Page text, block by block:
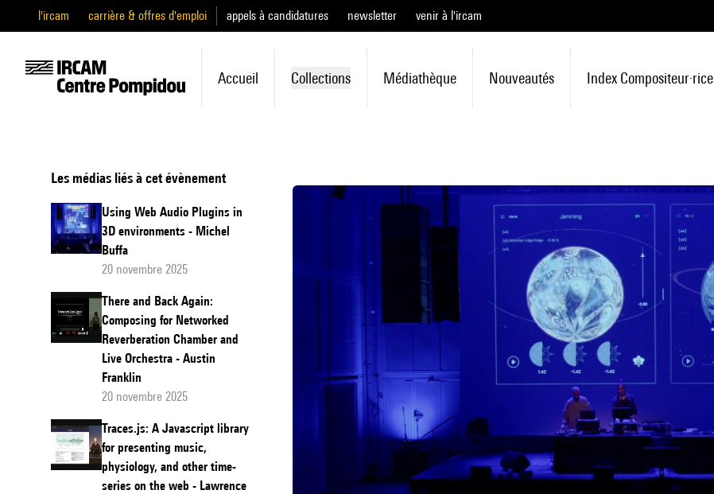
l'ircam carrière & offres d'emploi appels à candidatures newsletter venir à l'ircam
Accueil Collections Médiathèque Nouveautés Index Compositeur·rice
Les médias liés à cet évènement
Using Web Audio Plugins in
3D environments - Michel
Buffa
20 novembre 2025
There and Back Again:
Composing for Networked
Reverberation Chamber and
Live Orchestra - Austin
Franklin
20 novembre 2025
Traces.js: A Javascript library
for presenting music,
physiology, and other time-
series on the web - Lawrence